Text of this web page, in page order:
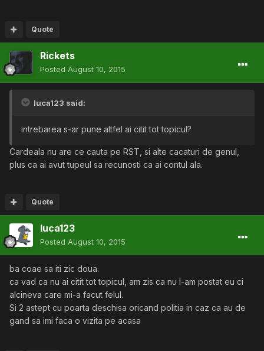
Quote
Rickets
Posted August 10, 2015
luca123 said:
intrebarea s-ar pune altfel ai citit tot topicul?
Cardeala nu are ce cauta pe RST, si alte cacaturi de genul,
plus ca ai avut tupeul sa recunosti ca ai contul ala.
Quote
luca123
Posted August 10, 2015
ba coae sa iti zic doua.
ca vad ca nu ai citit tot topicul, am zis ca nu l-am postat eu ci
alcineva care mi-a facut felul.
Si 2 astept cu poarta deschisa oricand politia in caz ca au de
gand sa imi faca o vizita pe acasa